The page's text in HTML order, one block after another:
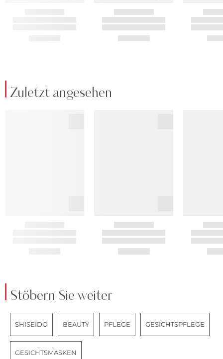
Zuletzt angesehen
Stöbern Sie weiter
SHISEIDO BEAUTY PFLEGE GESICHTSPFLEGE
GESICHTSMASKEN